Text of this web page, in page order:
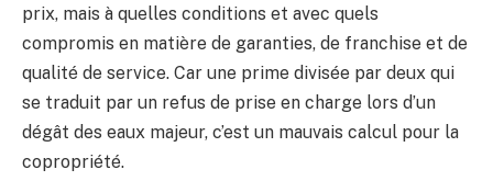
prix, mais à quelles conditions et avec quels
compromis en matière de garanties, de franchise et de
qualité de service. Car une prime divisée par deux qui
se traduit par un refus de prise en charge lors d’un
dégât des eaux majeur, c’est un mauvais calcul pour la
copropriété.